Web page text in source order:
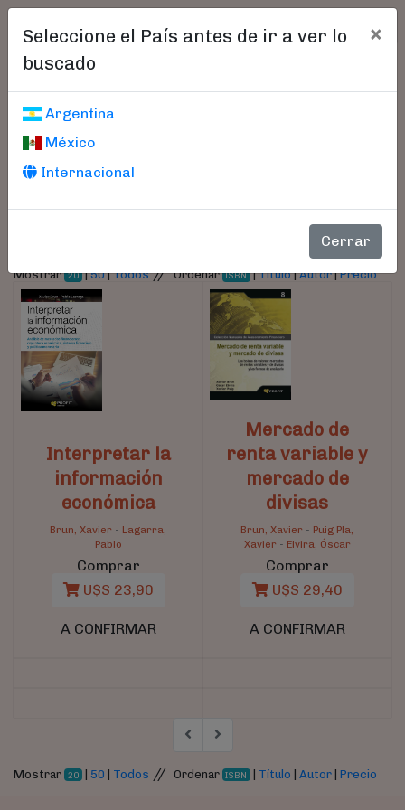
Seleccione el País antes de ir a ver lo
buscado
×
Argentina
México
Internacional
Cerrar
Libros encontrados
Parámetros
Mostrar 20 |50|Todos//Ordenar ISBN |Título|Autor|Precio
Interpretar la
información
económica
Brun, Xavier - Lagarra,
Pablo
Comprar
U$S 23,90
A CONFIRMAR
Mercado de
renta variable y
mercado de
divisas
Brun, Xavier - Puig Pla,
Xavier - Elvira, Óscar
Comprar
U$S 29,40
A CONFIRMAR
Mostrar 20 | 50 Todos // Ordenar ISBN Título |Autor |Precio